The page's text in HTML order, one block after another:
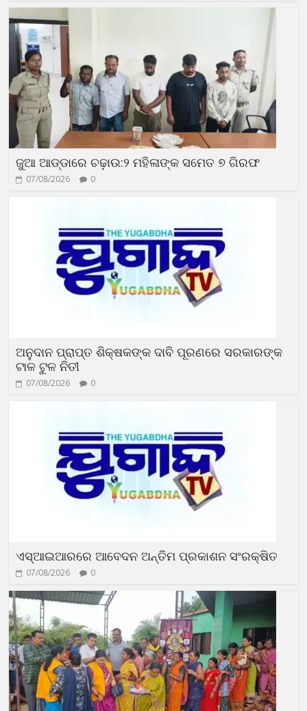
ଜୁଆ ଆଡ୍ଡାରେ ଚଢ଼ାଉ:୨ ମହିଳାଙ୍କ ସମେତ ୭ ଗିରଫ
07/08/2026 0
ଅନୁଦାନ ପ୍ରାପ୍ତ ଶିକ୍ଷକଙ୍କ ଦାବି ପୂରଣରେ ସରକାରଙ୍କ
ଟାଳ ଟୁଳ ନିତୀ
07/08/2026 0
ଏସ୍‌ଆଇଆରରେ ଆବେଦନ ଅନ୍ତିମ ପ୍ରକାଶନ ସଂରକ୍ଷିତ
07/08/2026 0